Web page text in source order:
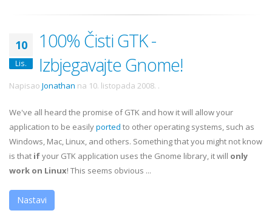
10
Lis.
100% Čisti GTK -
Izbjegavajte Gnome!
Napisao Jonathan na 10. listopada 2008. .
We've all heard the promise of GTK and how it will allow your
application to be easilyported to other operating systems, such as
Windows, Mac, Linux, and others. Something that you might not know
is that ifyour GTK application uses the Gnome library, it will only
work on Linux! This seems obvious ...
Nastavi